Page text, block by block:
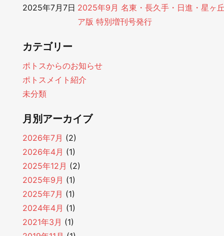
2025年9月 名東・長久手・日進・星ヶ
ア版 特別増刊号発行
2025年7月7日
カテゴリー
ポトスからのお知らせ
ポトスメイト紹介
未分類
月別アーカイブ
2026年7月 (2)
2026年4月 (1)
2025年12月 (2)
2025年9月 (1)
2025年7月 (1)
2024年4月 (1)
2021年3月 (1)